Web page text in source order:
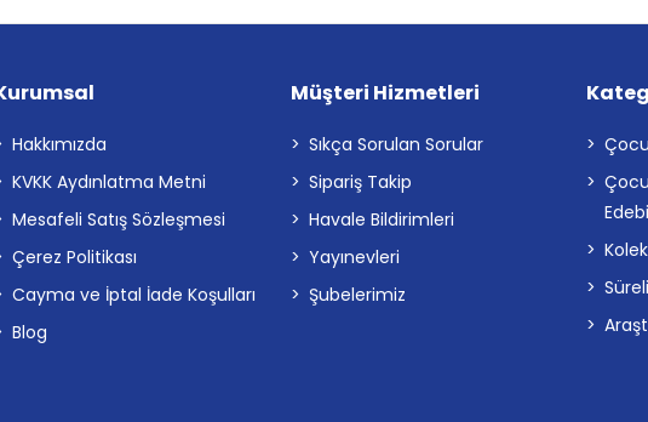
Hakkımızda
KVKK Aydınlatma Metni
Mesafeli Satış Sözleşmesi
Çerez Politikası
Cayma ve İptal İade Koşulları
Blog
Müşteri Hizmetleri
Sıkça Sorulan Sorular
Sipariş Takip
Havale Bildirimleri
Yayınevleri
Şubelerimiz